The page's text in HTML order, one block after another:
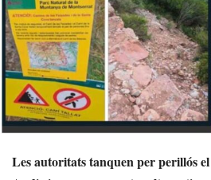
Les autoritats tanquen per perillós